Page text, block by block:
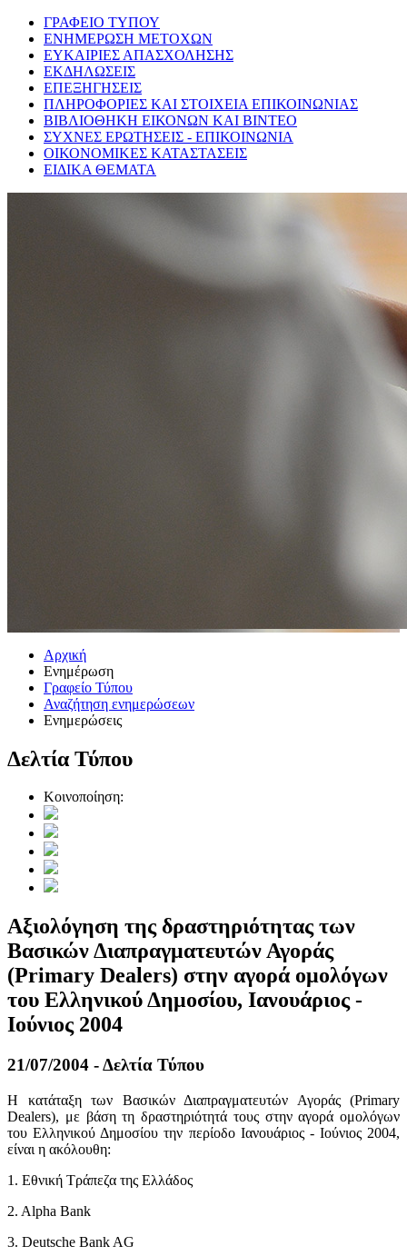
ΓΡΑΦΕΙΟ ΤΥΠΟΥ
ΕΝΗΜΕΡΩΣΗ ΜΕΤΟΧΩΝ
ΕΥΚΑΙΡΙΕΣ ΑΠΑΣΧΟΛΗΣΗΣ
ΕΚΔΗΛΩΣΕΙΣ
ΕΠΕΞΗΓΗΣΕΙΣ
ΠΛΗΡΟΦΟΡΙΕΣ ΚΑΙ ΣΤΟΙΧΕΙΑ ΕΠΙΚΟΙΝΩΝΙΑΣ
ΒΙΒΛΙΟΘΗΚΗ ΕΙΚΟΝΩΝ ΚΑΙ ΒΙΝΤΕΟ
ΣΥΧΝΕΣ ΕΡΩΤΗΣΕΙΣ - ΕΠΙΚΟΙΝΩΝΙΑ
ΟΙΚΟΝΟΜΙΚΕΣ ΚΑΤΑΣΤΑΣΕΙΣ
ΕΙΔΙΚΑ ΘΕΜΑΤΑ
Αρχική
Ενημέρωση
Γραφείο Τύπου
Αναζήτηση ενημερώσεων
Ενημερώσεις
Δελτία Τύπου
Κοινοποίηση:
Αξιολόγηση της δραστηριότητας των
Βασικών Διαπραγματευτών Αγοράς
(Primary Dealers) στην αγορά ομολόγων
του Ελληνικού Δημοσίου, Ιανουάριος -
Ιούνιος 2004
21/07/2004 - Δελτία Τύπου
Η κατάταξη των Βασικών Διαπραγματευτών Αγοράς (Primary
Dealers), με βάση τη δραστηριότητά τους στην αγορά ομολόγων
του Ελληνικού Δημοσίου την περίοδο Ιανουάριος - Ιούνιος 2004,
είναι η ακόλουθη:
1. Εθνική Τράπεζα της Ελλάδος
2. Alpha Bank
3. Deutsche Bank AG